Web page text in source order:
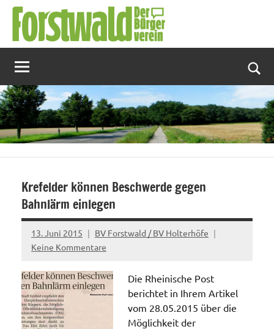
Zum
Inhalt
springen
Krefelder können Beschwerde gegen
Bahnlärm einlegen
13. Juni 2015
BV Forstwald / BV Holterhöfe
Keine Kommentare
Die Rheinische Post
berichtet in Ihrem Artikel
vom 28.05.2015 über die
Möglichkeit der